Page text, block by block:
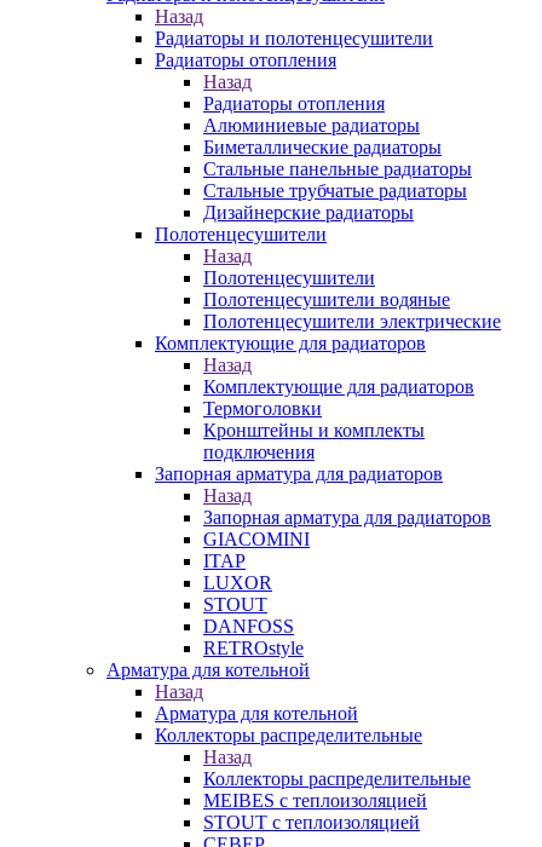
Назад
Радиаторы и полотенцесушители
Радиаторы отопления
Назад
Радиаторы отопления
Алюминиевые радиаторы
Биметаллические радиаторы
Стальные панельные радиаторы
Стальные трубчатые радиаторы
Дизайнерские радиаторы
Полотенцесушители
Назад
Полотенцесушители
Полотенцесушители водяные
Полотенцесушители электрические
Комплектующие для радиаторов
Назад
Комплектующие для радиаторов
Термоголовки
Кронштейны и комплекты
подключения
Запорная арматура для радиаторов
Назад
Запорная арматура для радиаторов
GIACOMINI
ITAP
LUXOR
STOUT
DANFOSS
RETROstyle
Арматура для котельной
Назад
Арматура для котельной
Коллекторы распределительные
Назад
Коллекторы распределительные
MEIBES с теплоизоляцией
STOUT с теплоизоляцией